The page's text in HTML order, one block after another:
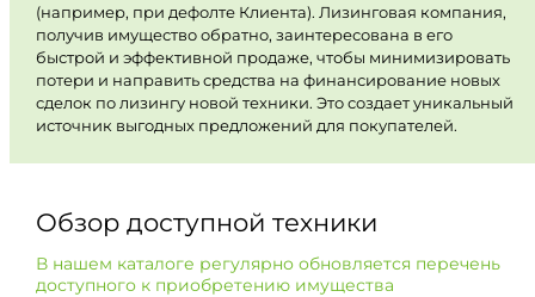
(например, при дефолте Клиента). Лизинговая компания,
получив имущество обратно, заинтересована в его
быстрой и эффективной продаже, чтобы минимизировать
потери и направить средства на финансирование новых
сделок по лизингу новой техники. Это создает уникальный
источник выгодных предложений для покупателей.
Обзор доступной техники
В нашем каталоге регулярно обновляется перечень
доступного к приобретению имущества